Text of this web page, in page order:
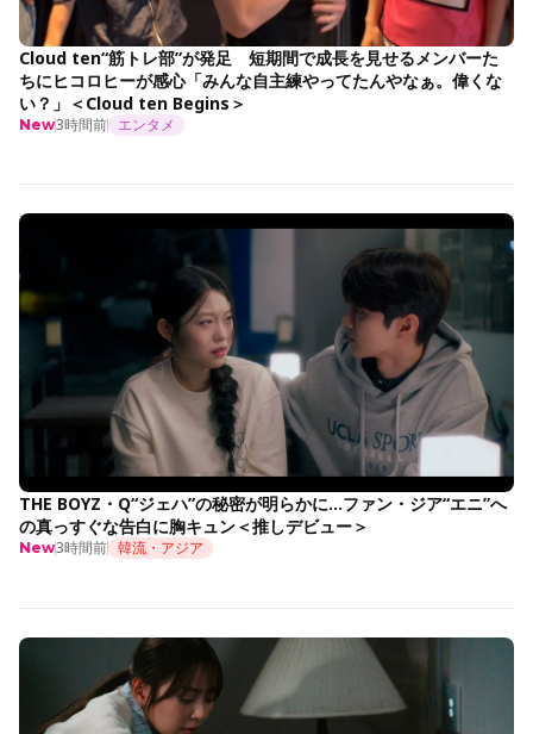
Cloud ten“筋トレ部”が発足 短期間で成長を見せるメンバーた
ちにヒコロヒーが感心「みんな自主練やってたんやなぁ。偉くな
い？」＜Cloud ten Begins＞
New3時間前 エンタメ
THE BOYZ・Q“ジェハ”の秘密が明らかに…ファン・ジア“エニ”へ
の真っすぐな告白に胸キュン＜推しデビュー＞
New3時間前 韓流・アジア